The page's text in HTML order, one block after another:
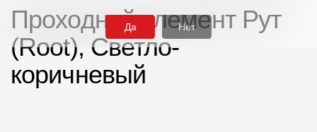
Поиск
Проходной элемент Рут
(Root), Светло-
коричневый
Да Нет